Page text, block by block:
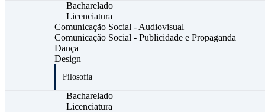
Bacharelado
Licenciatura
Comunicação Social - Audiovisual
Comunicação Social - Publicidade e Propaganda
Dança
Design
Filosofia
Bacharelado
Licenciatura